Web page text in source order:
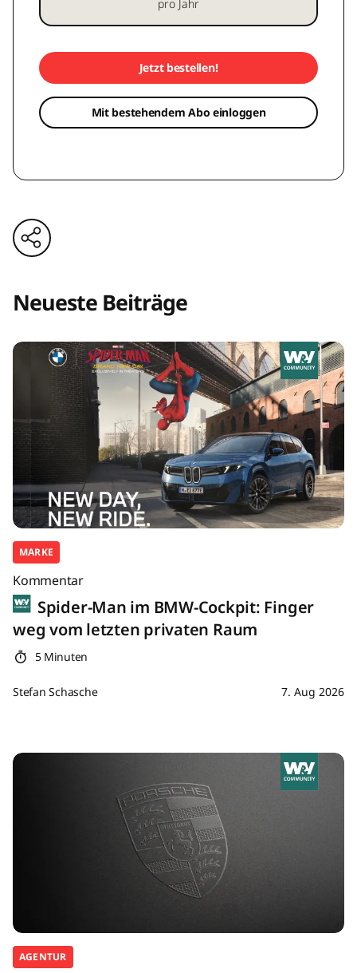
pro Jahr
Jetzt bestellen!
Mit bestehendem Abo einloggen
Neueste Beiträge
MARKE
Kommentar
Spider-Man im BMW-Cockpit: Finger
weg vom letzten privaten Raum
5 Minuten
Stefan Schasche 7. Aug 2026
AGENTUR